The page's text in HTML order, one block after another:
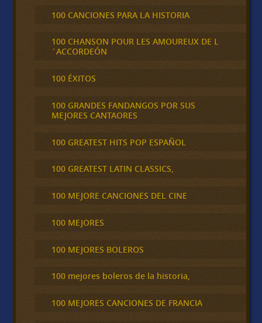
100 CANCIONES PARA LA HISTORIA
100 CHANSON POUR LES AMOUREUX DE L
´ACCORDEÓN
100 ÉXITOS
100 GRANDES FANDANGOS POR SUS
MEJORES CANTAORES
100 GREATEST HITS POP ESPAÑOL
100 GREATEST LATIN CLASSICS,
100 MEJORE CANCIONES DEL CINE
100 MEJORES
100 MEJORES BOLEROS
100 mejores boleros de la historia,
100 MEJORES CANCIONES DE FRANCIA